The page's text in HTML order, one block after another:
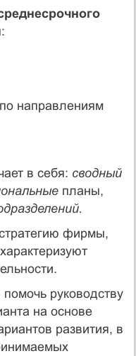
направлениям
в себя: сводный
планы,
фирмы,
помочь руководству
на основе
развития, в